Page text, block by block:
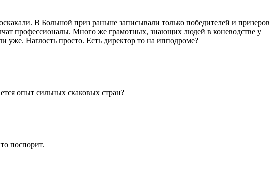
В Большой приз раньше записывали только победителей и призеров
профессионалы. Много же грамотных, знающих людей в коневодстве у
уже. Наглость просто. Есть директор то на ипподроме?
опыт сильных скаковых стран?
поспорит.